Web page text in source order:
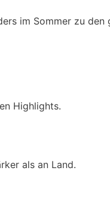
im Sommer zu
Highlights.
als an Land.